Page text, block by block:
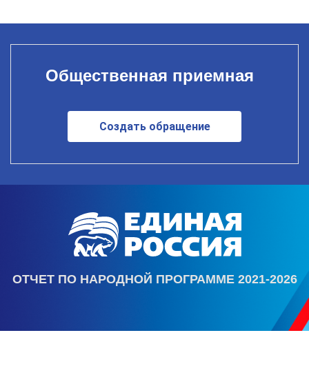
Общественная приемная
Создать обращение
ОТЧЕТ ПО НАРОДНОЙ ПРОГРАММЕ 2021-2026